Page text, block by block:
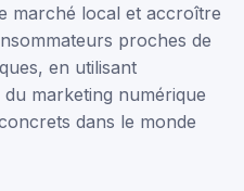
marché local et accroître
proches de
en utilisant
marketing numérique
dans le monde